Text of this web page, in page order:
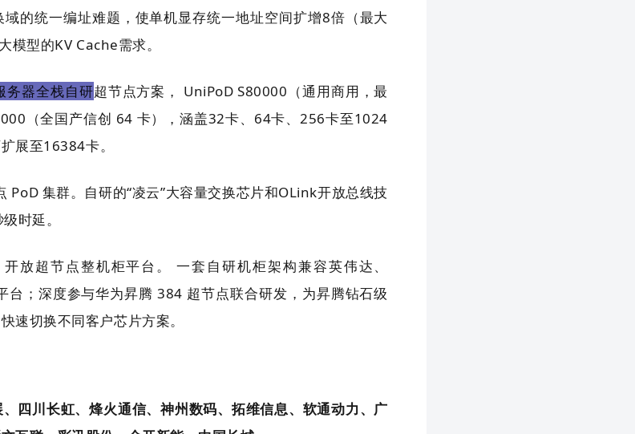
的统一编址难题，使单机显存统一地址空间扩增8倍（最大
模型的KV Cache需求。
务器全栈自研超节点方案， UniPoD S80000（通用商用，最
（全国产信创 64 卡），涵盖32卡、64卡、256卡至1024
展至16384卡。
PoD 集群。自研的“凌云”大容量交换芯片和OLink开放总线技
时延。
开放超节点整机柜平台。 一套自研机柜架构兼容英伟达、
台；深度参与华为昇腾 384 超节点联合研发，为昇腾钻石级
速切换不同客户芯片方案。
四川长虹、烽火通信、神州数码、拓维信息、软通动力、广